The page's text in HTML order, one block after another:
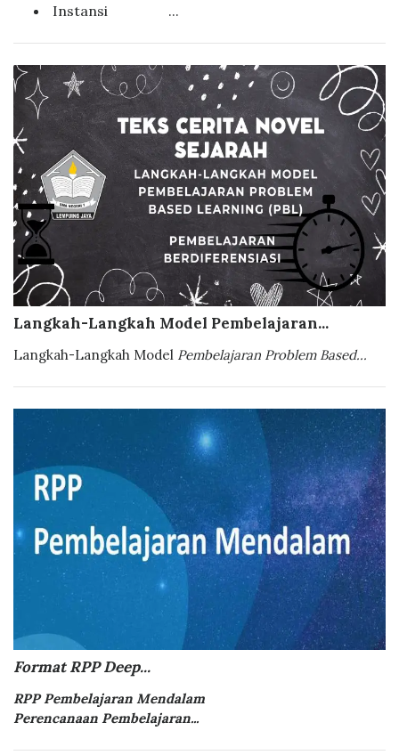
Instansi ...
Langkah-Langkah Model Pembelajaran...
Langkah-Langkah Model Pembelajaran Problem Based...
Format RPP Deep...
RPP Pembelajaran Mendalam
Perencanaan Pembelajaran...